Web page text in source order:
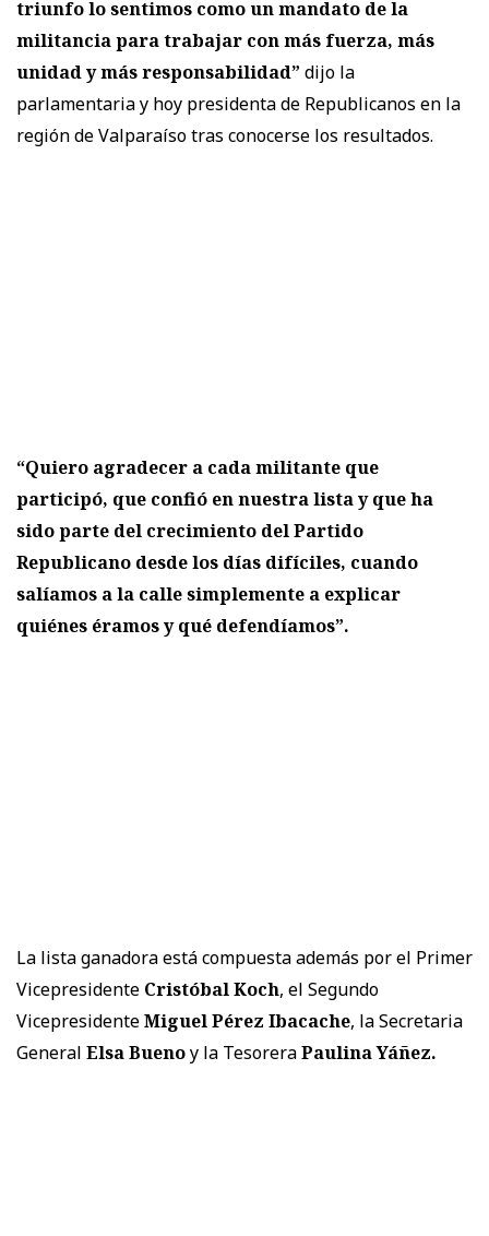
triunfo lo sentimos como un mandato de la
militancia para trabajar con más fuerza, más
unidad y más responsabilidad” dijo la
parlamentaria y hoy presidenta de Republicanos en la
región de Valparaíso tras conocerse los resultados.
“Quiero agradecer a cada militante que
participó, que confió en nuestra lista y que ha
sido parte del crecimiento del Partido
Republicano desde los días difíciles, cuando
salíamos a la calle simplemente a explicar
quiénes éramos y qué defendíamos”.
La lista ganadora está compuesta además por el Primer
Vicepresidente Cristóbal Koch, el Segundo
VicepresidenteMiguel Pérez Ibacache, la Secretaria
General Elsa Buenoy la TesoreraPaulina Yáñez.